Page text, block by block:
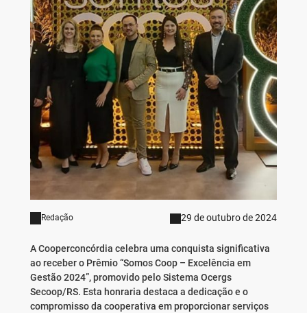
Redação 29 de outubro de 2024
A Cooperconcórdia celebra uma conquista significativa
ao receber o Prêmio “Somos Coop – Excelência em
Gestão 2024”, promovido pelo Sistema Ocergs
Secoop/RS. Esta honraria destaca a dedicação e o
compromisso da cooperativa em proporcionar serviços